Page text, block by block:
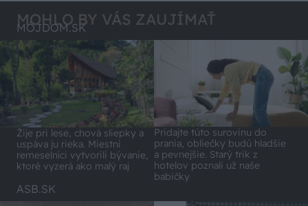
MOHLO BY VÁS ZAUJÍMAŤ
MÔJDOM.SK
Žije pri lese, chová sliepky a
uspáva ju rieka. Miestni
remeselníci vytvorili bývanie,
ktoré vyzerá ako malý raj
Pridajte túto surovinu do
prania, obliečky budú hladšie
a pevnejšie. Starý trik z
hotelov poznali už naše
babičky
ASB.SK